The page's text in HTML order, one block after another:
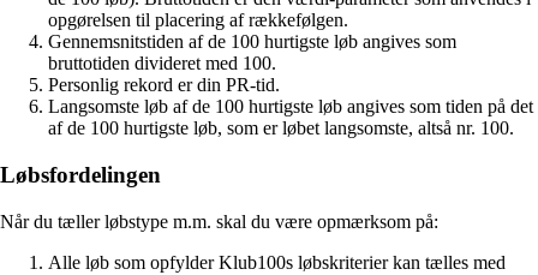
opgørelsen til placering af rækkefølgen.
Gennemsnitstiden af de 100 hurtigste løb angives som
bruttotiden divideret med 100.
Personlig rekord er din PR-tid.
Langsomste løb af de 100 hurtigste løb angives som tiden på det
af de 100 hurtigste løb, som er løbet langsomste, altså nr. 100.
Løbsfordelingen
Når du tæller løbstype m.m. skal du være opmærksom på:
Alle løb som opfylder Klub100s løbskriterier kan tælles med